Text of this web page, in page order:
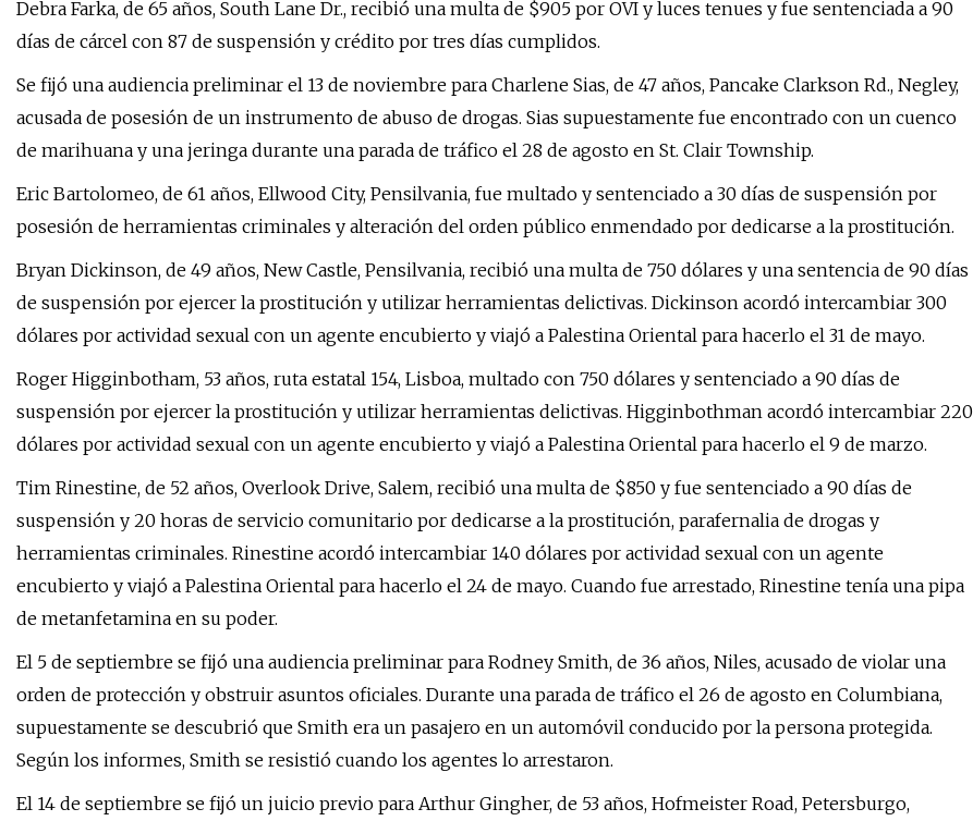
Debra Farka, de 65 años, South Lane Dr., recibió una multa de $905 por OVI y luces tenues y fue sentenciada a 90
días de cárcel con 87 de suspensión y crédito por tres días cumplidos.
Se fijó una audiencia preliminar el 13 de noviembre para Charlene Sias, de 47 años, Pancake Clarkson Rd., Negley,
acusada de posesión de un instrumento de abuso de drogas. Sias supuestamente fue encontrado con un cuenco
de marihuana y una jeringa durante una parada de tráfico el 28 de agosto en St. Clair Township.
Eric Bartolomeo, de 61 años, Ellwood City, Pensilvania, fue multado y sentenciado a 30 días de suspensión por
posesión de herramientas criminales y alteración del orden público enmendado por dedicarse a la prostitución.
Bryan Dickinson, de 49 años, New Castle, Pensilvania, recibió una multa de 750 dólares y una sentencia de 90 días
de suspensión por ejercer la prostitución y utilizar herramientas delictivas. Dickinson acordó intercambiar 300
dólares por actividad sexual con un agente encubierto y viajó a Palestina Oriental para hacerlo el 31 de mayo.
Roger Higginbotham, 53 años, ruta estatal 154, Lisboa, multado con 750 dólares y sentenciado a 90 días de
suspensión por ejercer la prostitución y utilizar herramientas delictivas. Higginbothman acordó intercambiar 220
dólares por actividad sexual con un agente encubierto y viajó a Palestina Oriental para hacerlo el 9 de marzo.
Tim Rinestine, de 52 años, Overlook Drive, Salem, recibió una multa de $850 y fue sentenciado a 90 días de
suspensión y 20 horas de servicio comunitario por dedicarse a la prostitución, parafernalia de drogas y
herramientas criminales. Rinestine acordó intercambiar 140 dólares por actividad sexual con un agente
encubierto y viajó a Palestina Oriental para hacerlo el 24 de mayo. Cuando fue arrestado, Rinestine tenía una pipa
de metanfetamina en su poder.
El 5 de septiembre se fijó una audiencia preliminar para Rodney Smith, de 36 años, Niles, acusado de violar una
orden de protección y obstruir asuntos oficiales. Durante una parada de tráfico el 26 de agosto en Columbiana,
supuestamente se descubrió que Smith era un pasajero en un automóvil conducido por la persona protegida.
Según los informes, Smith se resistió cuando los agentes lo arrestaron.
El 14 de septiembre se fijó un juicio previo para Arthur Gingher, de 53 años, Hofmeister Road, Petersburgo,